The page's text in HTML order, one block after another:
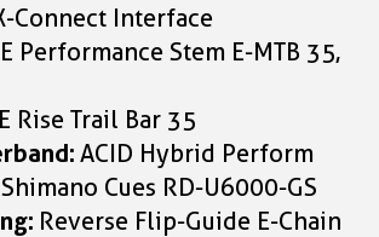
Connect Interface
Performance Stem E-MTB 35,
Rise Trail Bar 35
ACID Hybrid Perform
Shimano Cues RD-U6000-GS
Reverse Flip-Guide E-Chain